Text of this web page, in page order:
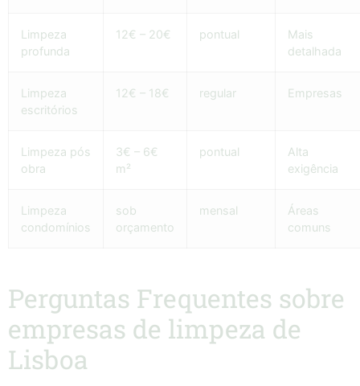
Limpeza
profunda
12€ – 20€ pontual
Mais
detalhada
Limpeza
escritórios
12€ – 18€ regular Empresas
Limpeza pós
obra
3€ – 6€
m²
pontual
Alta
exigência
Limpeza
condomínios
sob
orçamento
mensal
Áreas
comuns
Perguntas Frequentes sobre
empresas de limpeza de
Lisboa